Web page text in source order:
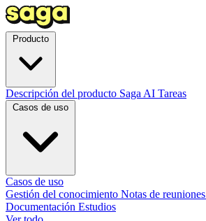
Descripción del producto Saga AI Tareas
Casos de uso
Gestión del conocimiento Notas de reuniones
Documentación Estudios